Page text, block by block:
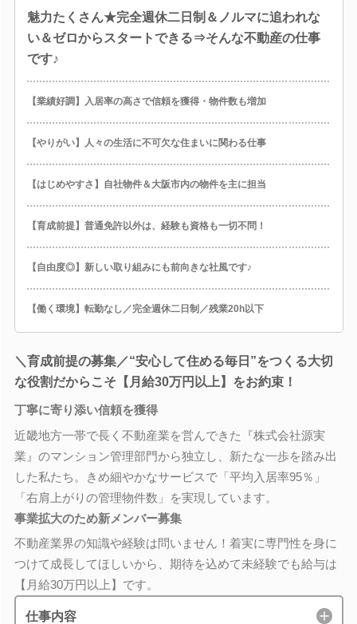
魅力たくさん★完全週休二日制＆ノルマに追われな
い＆ゼロからスタートできる⇒そんな不動産の仕事
です♪
【業績好調】入居率の高さで信頼を獲得・物件数も増加
【やりがい】人々の生活に不可欠な住まいに関わる仕事
【はじめやすさ】自社物件＆大阪市内の物件を主に担当
【育成前提】普通免許以外は、経験も資格も一切不問！
【自由度◎】新しい取り組みにも前向きな社風です♪
【働く環境】転勤なし／完全週休二日制／残業20h以下
＼育成前提の募集／“安心して住める毎日”をつくる大切
な役割だからこそ【月給30万円以上】をお約束！
丁寧に寄り添い信頼を獲得
近畿地方一帯で長く不動産業を営んできた『株式会社源実
業』のマンション管理部門から独立し、新たな一歩を踏み出
した私たち。きめ細やかなサービスで「平均入居率95％」
「右肩上がりの管理物件数」を実現しています。
事業拡大のため新メンバー募集
不動産業界の知識や経験は問いません！着実に専門性を身に
つけて成長してほしいから、期待を込めて未経験でも給与は
【月給30万円以上】です。
仕事内容